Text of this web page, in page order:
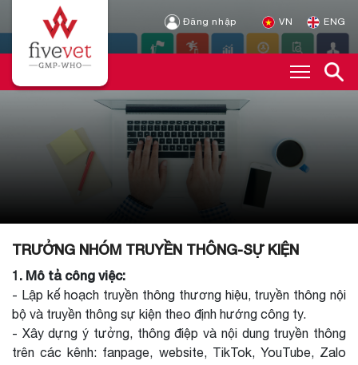
Đăng nhập VN ENG
TRƯỞNG NHÓM TRUYỀN THÔNG-SỰ KIỆN
1. Mô tả công việc:
- Lập kế hoạch truyền thông thương hiệu, truyền thông nội
bộ và truyền thông sự kiện theo định hướng công ty.
- Xây dựng ý tưởng, thông điệp và nội dung truyền thông
trên các kênh: fanpage, website, TikTok, YouTube, Zalo